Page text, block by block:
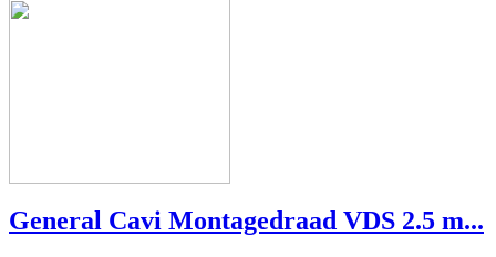
General Cavi Montagedraad VDS 2.5 m...